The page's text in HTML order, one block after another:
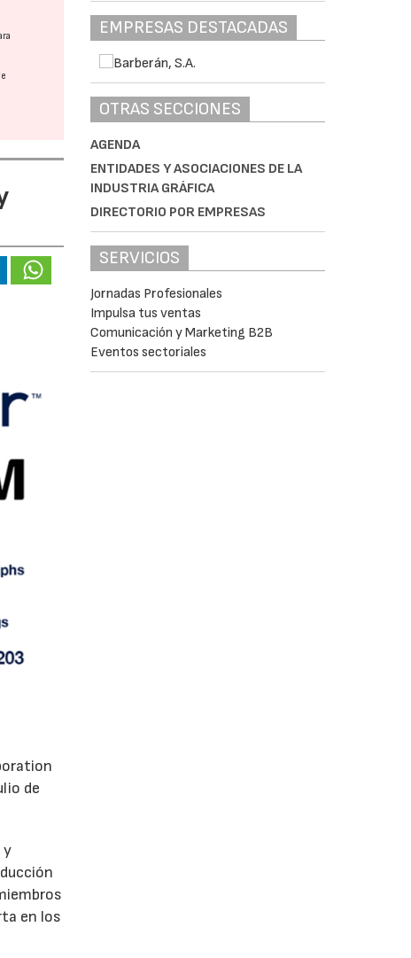
de
y
en los
EMPRESAS DESTACADAS
OTRAS SECCIONES
AGENDA
ENTIDADES Y ASOCIACIONES DE LA
INDUSTRIA GRÁFICA
DIRECTORIO POR EMPRESAS
SERVICIOS
Jornadas Profesionales
Impulsa tus ventas
Comunicación y Marketing B2B
Eventos sectoriales